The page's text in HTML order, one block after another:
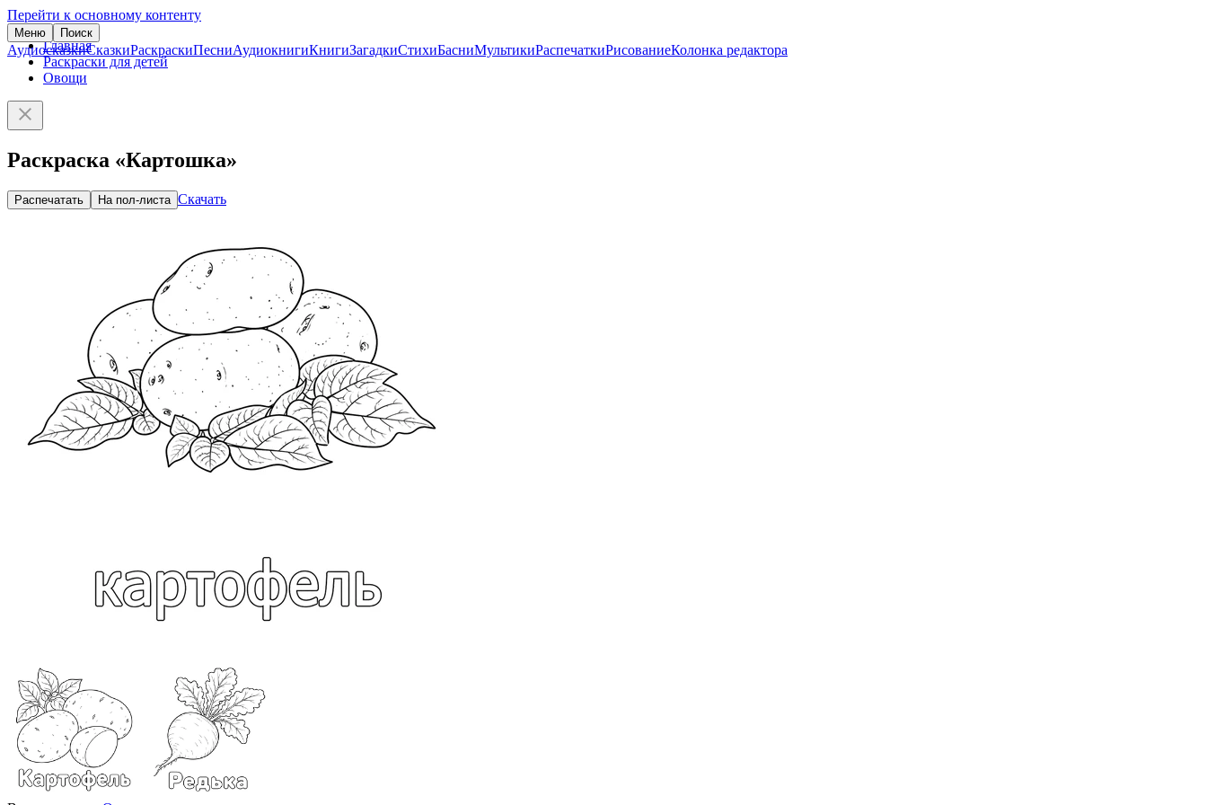
Перейти к основному контенту
Меню Поиск
АудиосказкиСказкиРаскраскиПесниАудиокнигиКнигиЗагадкиСтихиБасниМультикиРаспечаткиРисованиеКолонка редактора
Главная
Раскраски для детей
Овощи
Раскраска «Картошка»
Распечатать На пол-листа Скачать